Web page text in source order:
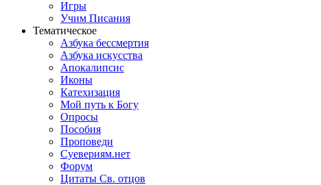
Игры
Учим Писания
Тематическое
Азбука бессмертия
Азбука искусства
Апокалипсис
Иконы
Катехизация
Мой путь к Богу
Опросы
Пособия
Проповеди
Суевериям.нет
Форум
Цитаты Св. отцов